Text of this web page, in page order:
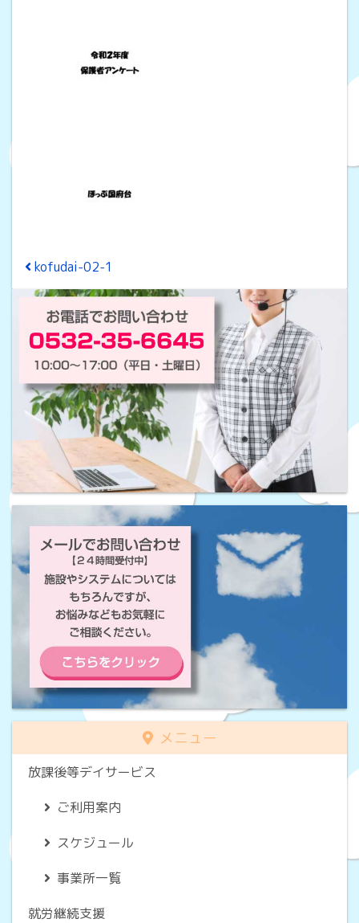
投稿ナビゲーション
kofudai-02-1
メニュー
放課後等デイサービス
ご利用案内
スケジュール
事業所一覧
就労継続支援